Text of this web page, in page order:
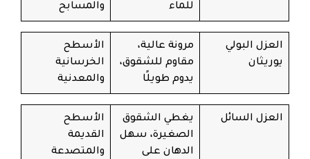
للماء
والمسابح
العزل البولي
يوريثان
مرونة عالية،
مقاوم للشقوق،
يدوم طويلًا
الأسطح
الخرسانية
والمعدنية
العزل السائل
يغطي الشقوق
الصغيرة، سهل
الدهان على
الأسطح
القديمة
والمتصدعة